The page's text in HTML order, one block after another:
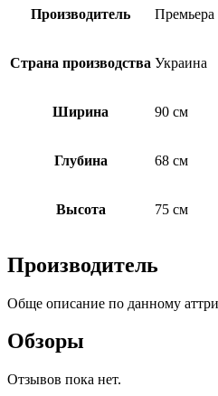
Производитель Премьера
Страна производства Украина
Ширина 90 см
Глубина 68 см
Высота 75 см
Производитель
Обще описание по данному
Обзоры
Отзывов пока нет.